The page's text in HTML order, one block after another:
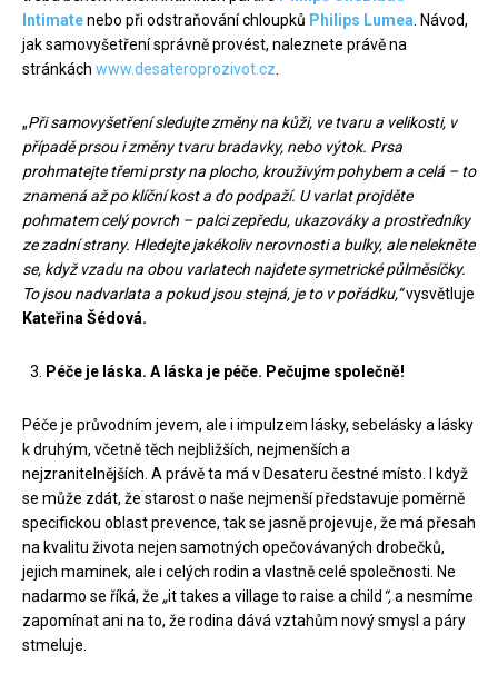
Intimatenebo při odstraňování chloupků Philips Lumea . Návod,
jak samovyšetření správně provést, naleznete právě na
stránkách www.desateroprozivot.cz
„Při samovyšetření sledujte změny na kůži, ve tvaru a velikosti, v
případě prsou i změny tvaru bradavky, nebo výtok. Prsa
prohmatejte třemi prsty na plocho, krouživým pohybem a celá – to
znamená až po klíční kost a do podpaží. U varlat projděte
pohmatem celý povrch – palci zepředu, ukazováky a prostředníky
ze zadní strany. Hledejte jakékoliv nerovnosti a bulky, ale nelekněte
se, když vzadu na obou varlatech najdete symetrické půlměsíčky.
To jsou nadvarlata a pokud jsou stejná, je to v pořádku,“vysvětluje
Kateřina Šédová.
Péče je láska. A láska je péče. Pečujme společně!
Péče je průvodním jevem, ale i impulzem lásky, sebelásky a lásky
k druhým, včetně těch nejbližších, nejmenších a
nejzranitelnějších. A právě ta má v Desateru čestné místo. I když
se může zdát, že starost o naše nejmenší představuje poměrně
specifickou oblast prevence, tak se jasně projevuje, že má přesah
na kvalitu života nejen samotných opečovávaných drobečků,
jejich maminek, ale i celých rodin a vlastně celé společnosti. Ne
nadarmo se říká, že „it takes a village to raise a child “,a nesmíme
zapomínat ani na to, že rodina dává vztahům nový smysl a páry
stmeluje.